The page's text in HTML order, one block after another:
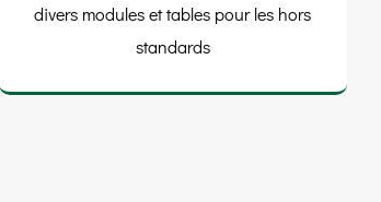
divers modules et tables pour les hors
standards